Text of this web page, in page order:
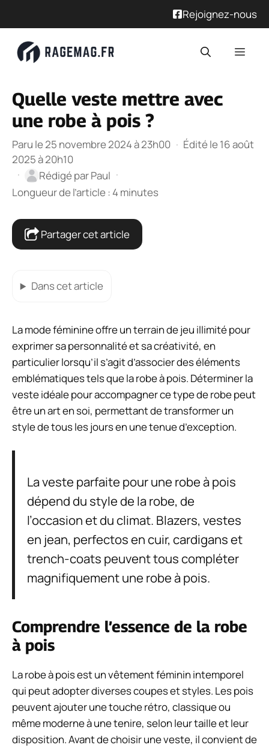
Rejoignez-nous
Quelle veste mettre avec
une robe à pois ?
Paru le 25 novembre 2024 à 23h00 · Édité le 16 août
2025 à 20h10
·
Rédigé parPaul ·
Longueur de l’article : 4 minutes
Partager cet article
Dans cet article
La mode féminine offre un terrain de jeu illimité pour
exprimer sa personnalité et sa créativité, en
particulier lorsqu’il s’agit d’associer des éléments
emblématiques tels que la robe à pois. Déterminer la
veste idéale pour accompagner ce type de robe peut
être un art en soi, permettant de transformer un
style de tous les jours en une tenue d’exception.
La veste parfaite pour une robe à pois
dépend du style de la robe, de
l’occasion et du climat. Blazers, vestes
en jean, perfectos en cuir, cardigans et
trench-coats peuvent tous compléter
magnifiquement une robe à pois.
Comprendre l’essence de la robe
à pois
La robe à pois est un vêtement féminin intemporel
qui peut adopter diverses coupes et styles. Les pois
peuvent ajouter une touche rétro, classique ou
même moderne à une tenire, selon leur taille et leur
disposition. Avant de choisir une veste, il convient de